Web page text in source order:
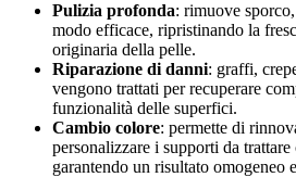
Pulizia profonda: rimuove
modo efficace, ripristinando la
originaria della pelle.
Riparazione di danni: graffi,
vengono trattati per recuperare
funzionalità delle superfici.
Cambio colore: permette di
personalizzare i supporti da
garantendo un risultato omogeneo